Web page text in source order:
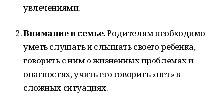
увлечениями.
Внимание в семье.Родителям необходимо
уметь слушать и слышать своего ребенка,
говорить с ним о жизненных проблемах и
опасностях, учить его говорить «нет» в
сложных ситуациях.